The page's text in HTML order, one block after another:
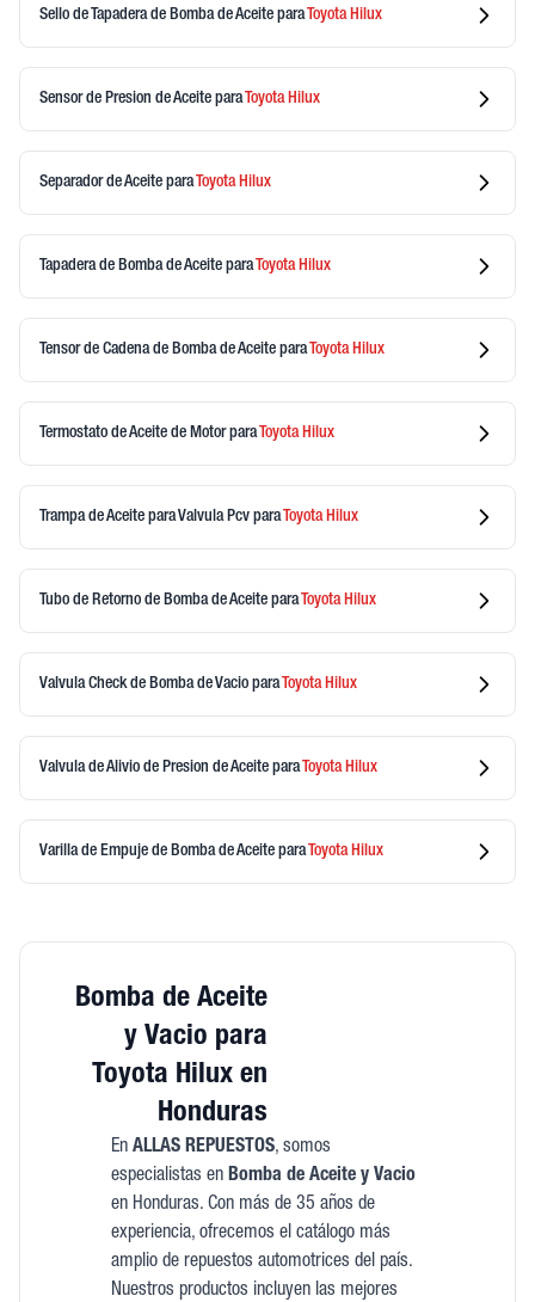
Sello de Tapadera de Bomba de Aceite paraToyotaHilux
Sensor de Presion de Aceite paraToyotaHilux
Separador de Aceite paraToyotaHilux
Tapadera de Bomba de Aceite paraToyotaHilux
Tensor de Cadena de Bomba de Aceite paraToyotaHilux
Termostato de Aceite de MotorparaToyotaHilux
Trampa de Aceite para Valvula Pcv paraToyotaHilux
Tubo de Retorno de Bomba de Aceite paraToyotaHilux
Valvula Check de Bomba de Vacio paraToyotaHilux
Valvula de Alivio de Presion de Aceite paraToyotaHilux
Varilla de Empuje de Bomba de Aceite paraToyotaHilux
Bomba de Aceite
y Vacio para
Toyota Hilux en
Honduras
En ALLAS REPUESTOS, somos
especialistas en Bomba de Aceite y Vacio
en Honduras. Con más de 35 años de
experiencia, ofrecemos el catálogo más
amplio de repuestos automotrices del país.
Nuestros productos incluyen las mejores